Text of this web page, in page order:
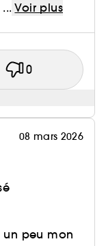
Voir plus
0
08 mars 2026
un peu mon